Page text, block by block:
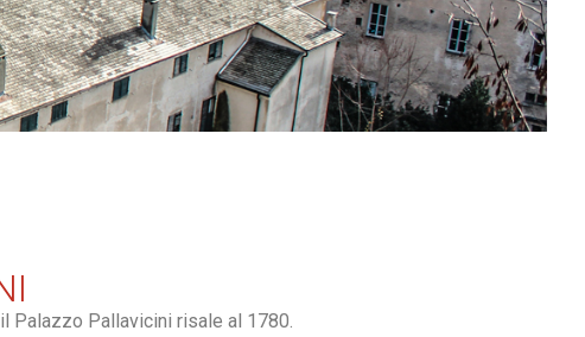
Palazzo Pallavicini risale al 1780.